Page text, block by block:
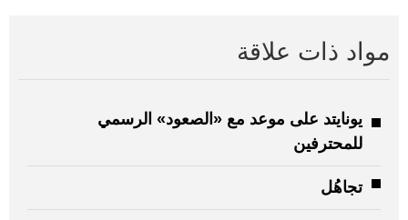
مواد ذات علاقة
يونايتد على موعد مع «الصعود» الرسمي
للمحترفين
تجاهُل